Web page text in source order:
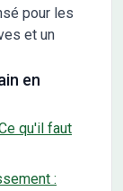
pour les
et un
en
qu'il faut
: